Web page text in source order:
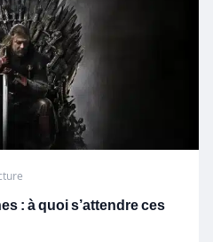
: à quoi s’attendre ces